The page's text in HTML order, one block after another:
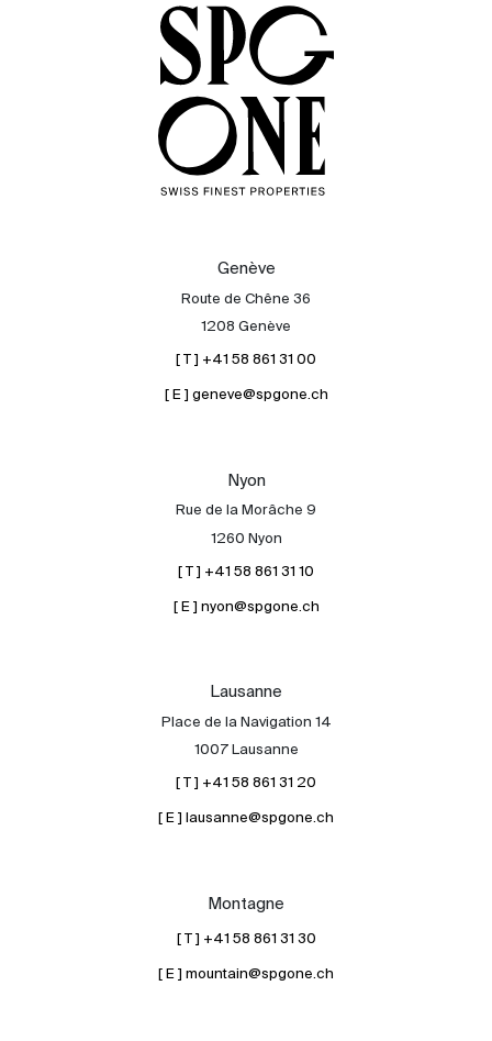
Genève
Route de Chêne 36
1208 Genève
[ T ] +41 58 861 31 00
[ E ] geneve@spgone.ch
Nyon
Rue de la Morâche 9
1260 Nyon
[ T ] +41 58 861 31 10
[ E ] nyon@spgone.ch
Lausanne
Place de la Navigation 14
1007 Lausanne
[ T ] +41 58 861 31 20
[ E ] lausanne@spgone.ch
Montagne
[ T ] +41 58 861 31 30
[ E ] mountain@spgone.ch